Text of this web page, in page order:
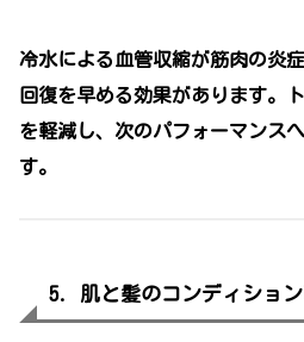
冷水による血管収縮が筋肉の炎
回復を早める効果があります。
を軽減し、次のパフォーマンス
す。
5. 肌と髪のコンディショ